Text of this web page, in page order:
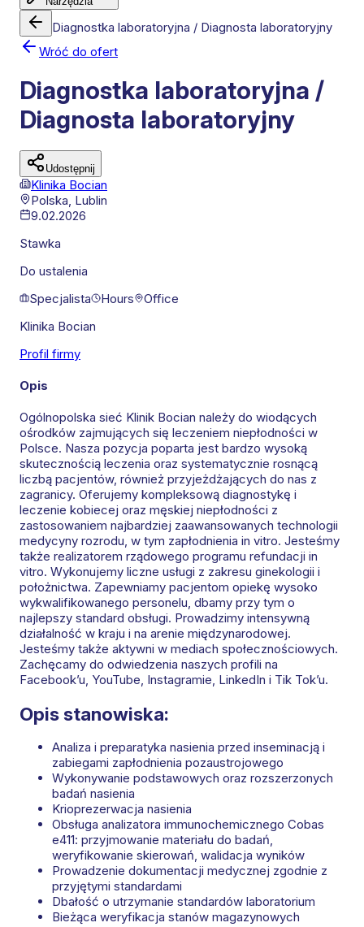
Diagnostka laboratoryjna / Diagnosta laboratoryjny
Wróć do ofert
Diagnostka laboratoryjna /
Diagnosta laboratoryjny
Udostępnij
Klinika Bocian
Polska, Lublin
9.02.2026
Stawka
Do ustalenia
Specjalista
Hours
Office
Klinika Bocian
Profil firmy
Opis
Ogólnopolska sieć Klinik Bocian należy do wiodących
ośrodków zajmujących się leczeniem niepłodności w
Polsce. Nasza pozycja poparta jest bardzo wysoką
skutecznością leczenia oraz systematycznie rosnącą
liczbą pacjentów, również przyjeżdżających do nas z
zagranicy. Oferujemy kompleksową diagnostykę i
leczenie kobiecej oraz męskiej niepłodności z
zastosowaniem najbardziej zaawansowanych technologii
medycyny rozrodu, w tym zapłodnienia in vitro. Jesteśmy
także realizatorem rządowego programu refundacji in
vitro. Wykonujemy liczne usługi z zakresu ginekologii i
położnictwa. Zapewniamy pacjentom opiekę wysoko
wykwalifikowanego personelu, dbamy przy tym o
najlepszy standard obsługi. Prowadzimy intensywną
działalność w kraju i na arenie międzynarodowej.
Jesteśmy także aktywni w mediach społecznościowych.
Zachęcamy do odwiedzenia naszych profili na
Facebook’u, YouTube, Instagramie, LinkedIn i Tik Tok’u.
Opis stanowiska:
Analiza i preparatyka nasienia przed inseminacją i
zabiegami zapłodnienia pozaustrojowego
Wykonywanie podstawowych oraz rozszerzonych
badań nasienia
Krioprezerwacja nasienia
Obsługa analizatora immunochemicznego Cobas
e411: przyjmowanie materiału do badań,
weryfikowanie skierowań, walidacja wyników
Prowadzenie dokumentacji medycznej zgodnie z
przyjętymi standardami
Dbałość o utrzymanie standardów laboratorium
Bieżąca weryfikacja stanów magazynowych